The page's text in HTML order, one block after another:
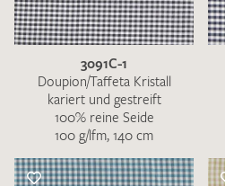
3091C-1
Doupion/Taffeta Kristall
kariert und gestreift
100% reine Seide
100 g/lfm, 140 cm